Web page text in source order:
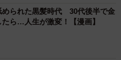
められた黒髪時代 30代後半で金
ら…人生が激変！【漫画】